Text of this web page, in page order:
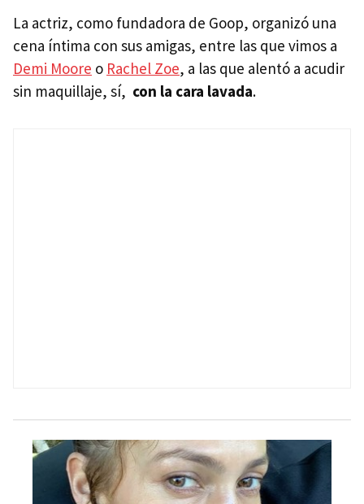
La actriz, como fundadora de Goop, organizó una
cena íntima con sus amigas, entre las que vimos a
Demi Moore o Rachel Zoe, a las que alentó a acudir
sin maquillaje, sí, con la cara lavada.